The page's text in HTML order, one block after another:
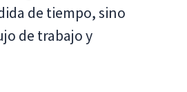
de tiempo, sino
de trabajo y